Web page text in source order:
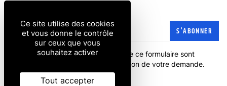
Adresse e-mail S'ABONNER
Les informations recueillies à partir de ce formulaire sont
transmises à l'entreprise pour la gestion de votre demande.
politique de confidentialité.
Ce site utilise des cookies
et vous donne le contrôle
sur ceux que vous
souhaitez activer
Tout accepter